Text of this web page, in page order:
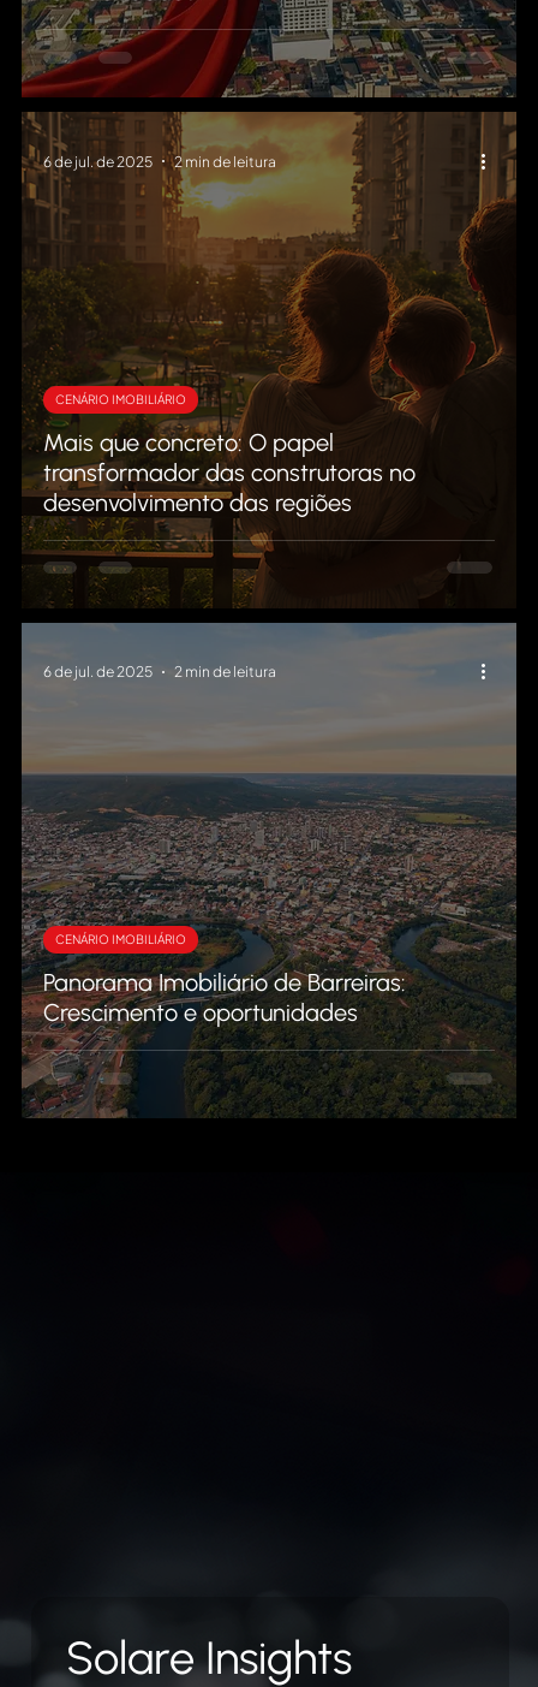
Mais que concreto: O papel
transformador das construtoras no
desenvolvimento das regiões
CENÁRIO IMOBILIÁRIO
6 de jul. de 2025 2 min de leitura
Panorama Imobiliário de Barreiras:
Crescimento e oportunidades
CENÁRIO IMOBILIÁRIO
6 de jul. de 2025 2 min de leitura
Solare Insights